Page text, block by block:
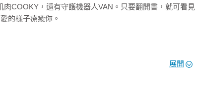
COOKY，還有守護機器人VAN。只要翻開書，就可看見
的樣子療癒你。
告白，都可以盡情書寫。就讓BT21閃閃發光的故事，透過
展開